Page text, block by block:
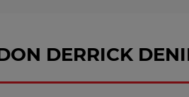
DERRICK